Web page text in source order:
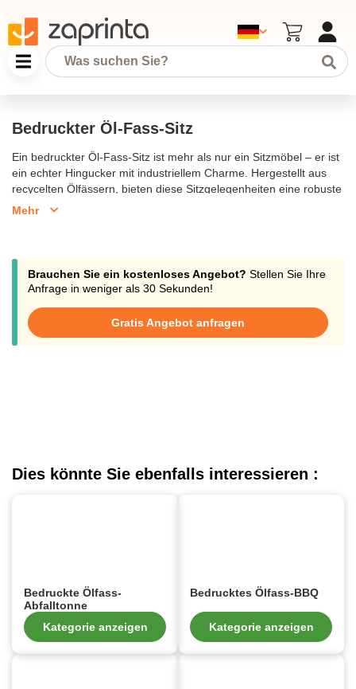
Bedruckter Öl-Fass-Sitz
Ein bedruckter Öl-Fass-Sitz ist mehr als nur ein Sitzmöbel – er ist
ein echter Hingucker mit industriellem Charme. Hergestellt aus
recycelten Ölfässern, bieten diese Sitzgelegenheiten eine robuste
und stilvolle Lösung für Ihr Zuhause oder Ihr Geschäft. Jedes
oder dekoratives Element, dieser Öl-Fass-Sitz vereint
Funktionalität mit einem markanten Look. Perfekt für Events, Bars
Mehr
Brauchen Sie ein kostenloses Angebot? Stellen Sie Ihre
Anfrage in weniger als 30 Sekunden!
Gratis Angebot anfragen
Dies könnte Sie ebenfalls interessieren :
Bedruckte Ölfass-
Abfalltonne
Kategorie anzeigen
Bedrucktes Ölfass-BBQ
Kategorie anzeigen